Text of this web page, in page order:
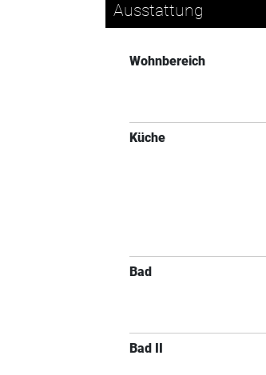
Ausstattung
Wohnbereich
Küche
Bad
Bad II